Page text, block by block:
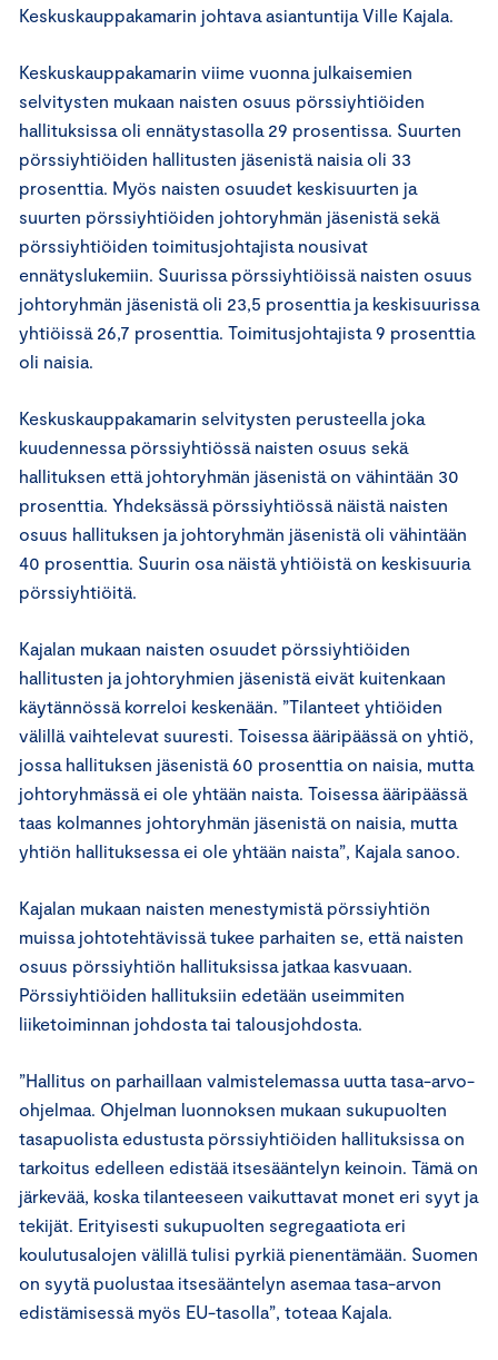
Keskuskauppakamarin johtava asiantuntija Ville Kajala.
Keskuskauppakamarin viime vuonna julkaisemien
selvitysten mukaan naisten osuus pörssiyhtiöiden
hallituksissa oli ennätystasolla 29 prosentissa. Suurten
pörssiyhtiöiden hallitusten jäsenistä naisia oli 33
prosenttia. Myös naisten osuudet keskisuurten ja
suurten pörssiyhtiöiden johtoryhmän jäsenistä sekä
pörssiyhtiöiden toimitusjohtajista nousivat
ennätyslukemiin. Suurissa pörssiyhtiöissä naisten osuus
johtoryhmän jäsenistä oli 23,5 prosenttia ja keskisuurissa
yhtiöissä 26,7 prosenttia. Toimitusjohtajista 9 prosenttia
oli naisia.
Keskuskauppakamarin selvitysten perusteella joka
kuudennessa pörssiyhtiössä naisten osuus sekä
hallituksen että johtoryhmän jäsenistä on vähintään 30
prosenttia. Yhdeksässä pörssiyhtiössä näistä naisten
osuus hallituksen ja johtoryhmän jäsenistä oli vähintään
40 prosenttia. Suurin osa näistä yhtiöistä on keskisuuria
pörssiyhtiöitä.
Kajalan mukaan naisten osuudet pörssiyhtiöiden
hallitusten ja johtoryhmien jäsenistä eivät kuitenkaan
käytännössä korreloi keskenään. ”Tilanteet yhtiöiden
välillä vaihtelevat suuresti. Toisessa ääripäässä on yhtiö,
jossa hallituksen jäsenistä 60 prosenttia on naisia, mutta
johtoryhmässä ei ole yhtään naista. Toisessa ääripäässä
taas kolmannes johtoryhmän jäsenistä on naisia, mutta
yhtiön hallituksessa ei ole yhtään naista”, Kajala sanoo.
Kajalan mukaan naisten menestymistä pörssiyhtiön
muissa johtotehtävissä tukee parhaiten se, että naisten
osuus pörssiyhtiön hallituksissa jatkaa kasvuaan.
Pörssiyhtiöiden hallituksiin edetään useimmiten
liiketoiminnan johdosta tai talousjohdosta.
”Hallitus on parhaillaan valmistelemassa uutta tasa-arvo-
ohjelmaa. Ohjelman luonnoksen mukaan sukupuolten
tasapuolista edustusta pörssiyhtiöiden hallituksissa on
tarkoitus edelleen edistää itsesääntelyn keinoin. Tämä on
järkevää, koska tilanteeseen vaikuttavat monet eri syyt ja
tekijät. Erityisesti sukupuolten segregaatiota eri
koulutusalojen välillä tulisi pyrkiä pienentämään. Suomen
on syytä puolustaa itsesääntelyn asemaa tasa-arvon
edistämisessä myös EU-tasolla”, toteaa Kajala.